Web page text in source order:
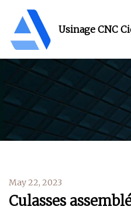
Usinage CNC
May 22, 2023
Culasses